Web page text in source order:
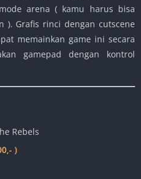
arena ( kamu harus bisa
). Grafis rinci dengan cutscene
memainkan game ini secara
gamepad dengan kontrol
Rebels
)